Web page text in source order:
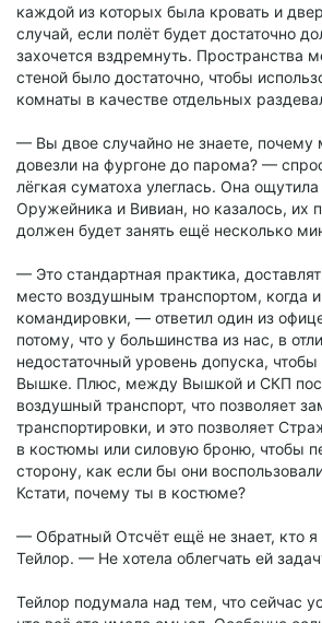
каждой из которых была кровать и
случай, если полёт будет достаточно
захочется вздремнуть. Пространства
стеной было достаточно, чтобы
комнаты в качестве отдельных
— Вы двое случайно не знаете, почему
довезли на фургоне до парома? —
лёгкая суматоха улеглась. Она
Оружейника и Вивиан, но казалось, их
должен будет занять ещё несколько
— Это стандартная практика,
место воздушным транспортом, когда
командировки, — ответил один из
потому, что у большинства из нас, в
недостаточный уровень допуска, чтобы
Вышке. Плюс, между Вышкой и СКП
воздушный транспорт, что позволяет
транспортировки, и это позволяет
в костюмы или силовую броню, чтобы
сторону, как если бы они
Кстати, почему ты в костюме?
— Обратный Отсчёт ещё не знает, кто я
Тейлор. — Не хотела облегчать ей
Тейлор подумала над тем, что сейчас